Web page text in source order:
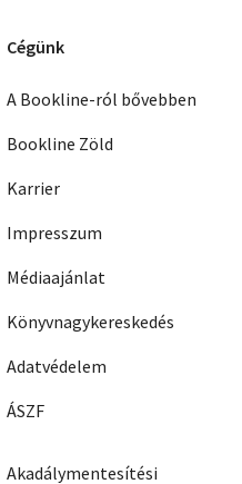
Cégünk
A Bookline-ról bővebben
Bookline Zöld
Karrier
Impresszum
Médiaajánlat
Könyvnagykereskedés
Adatvédelem
ÁSZF
Akadálymentesítési